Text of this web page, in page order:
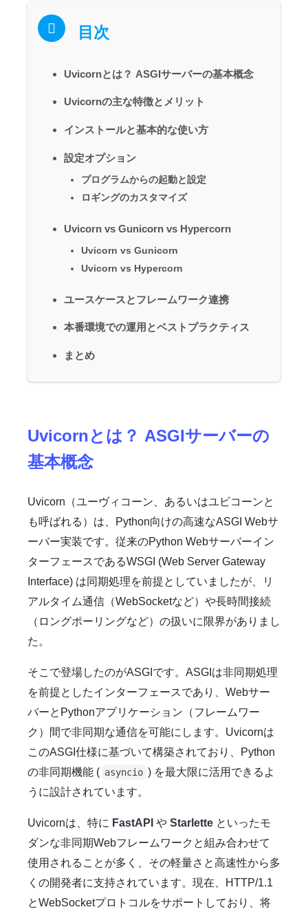
目次
Uvicornとは？ ASGIサーバーの基本概念
Uvicornの主な特徴とメリット
インストールと基本的な使い方
設定オプション
プログラムからの起動と設定
ロギングのカスタマイズ
Uvicorn vs Gunicorn vs Hypercorn
Uvicorn vs Gunicorn
Uvicorn vs Hypercorn
ユースケースとフレームワーク連携
本番環境での運用とベストプラクティス
まとめ
Uvicornとは？ ASGIサーバーの
基本概念
Uvicorn（ユーヴィコーン、あるいはユビコーンと
も呼ばれる）は、Python向けの高速なASGI Webサ
ーバー実装です。従来のPython Webサーバーイン
ターフェースであるWSGI (Web Server Gateway
Interface) は同期処理を前提としていましたが、リ
アルタイム通信（WebSocketなど）や長時間接続
（ロングポーリングなど）の扱いに限界がありまし
た。
そこで登場したのがASGIです。ASGIは非同期処理
を前提としたインターフェースであり、Webサー
バーとPythonアプリケーション（フレームワー
ク）間で非同期な通信を可能にします。Uvicornは
このASGI仕様に基づいて構築されており、Python
の非同期機能 ( asyncio ) を最大限に活用できるよ
うに設計されています。
Uvicornは、特に FastAPI や Starlette といったモ
ダンな非同期Webフレームワークと組み合わせて
使用されることが多く、その軽量さと高速性から多
くの開発者に支持されています。現在、HTTP/1.1
とWebSocketプロトコルをサポートしており、将